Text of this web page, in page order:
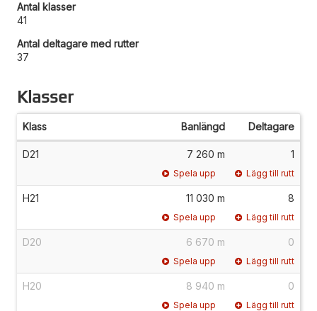
Antal klasser
41
Antal deltagare med rutter
37
Klasser
Klass Banlängd Deltagare
D21 7 260 m 1
Spela upp Lägg till rutt
H21 11 030 m 8
Spela upp Lägg till rutt
D20 6 670 m 0
Spela upp Lägg till rutt
H20 8 940 m 0
Spela upp Lägg till rutt